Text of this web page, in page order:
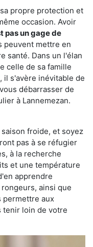
propre protection et
occasion. Avoir
pas un gage de
peuvent mettre en
santé. Dans un l'élan
celle de sa famille
il s'avère inévitable de
débarrasser de
à Lannemezan.
froide, et soyez
pas à se réfugier
à la recherche
et une température
apprendre
ainsi que
permettre aux
tenir loin de votre